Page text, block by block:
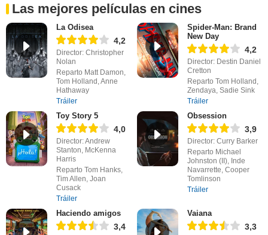
Las mejores películas en cines
La Odisea
4,2
Director: Christopher
Nolan
Reparto Matt Damon,
Tom Holland, Anne
Hathaway
Tráiler
Spider-Man: Brand
New Day
4,2
Director: Destin Daniel
Cretton
Reparto Tom Holland,
Zendaya, Sadie Sink
Tráiler
Toy Story 5
4,0
Director: Andrew
Stanton, McKenna
Harris
Reparto Tom Hanks,
Tim Allen, Joan
Cusack
Tráiler
Obsession
3,9
Director: Curry Barker
Reparto Michael
Johnston (II), Inde
Navarrette, Cooper
Tomlinson
Tráiler
Haciendo amigos
3,4
Vaiana
3,3